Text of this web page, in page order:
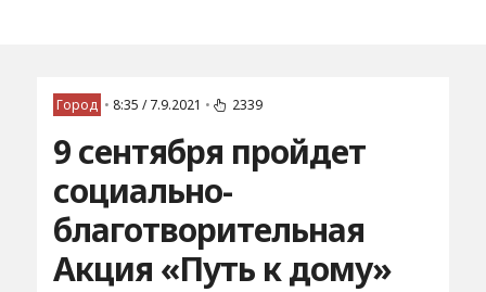
Город • 8:35 / 7.9.2021 • 2339
9 сентября пройдет
социально-
благотворительная
Акция «Путь к дому»